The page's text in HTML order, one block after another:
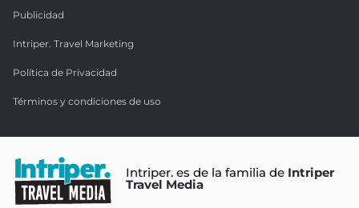
Publicidad
Intriper. Travel Marketing
Política de Privacidad
Términos y condiciones de uso
Intriper. es de la familia de Intriper
Travel Media